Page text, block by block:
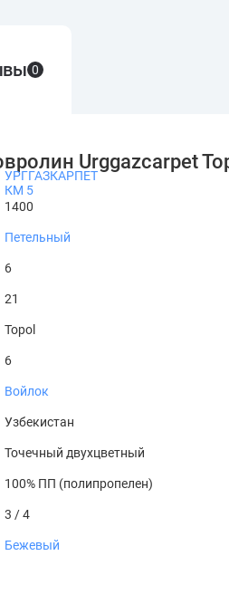
0
Urggazcarpet
КМ 5
УРГГАЗКАРПЕТ
1400
Петельный
6
21
Topol
6
Войлок
Узбекистан
Точечный двухцветный
100% ПП (полипропелен)
3 / 4
Бежевый